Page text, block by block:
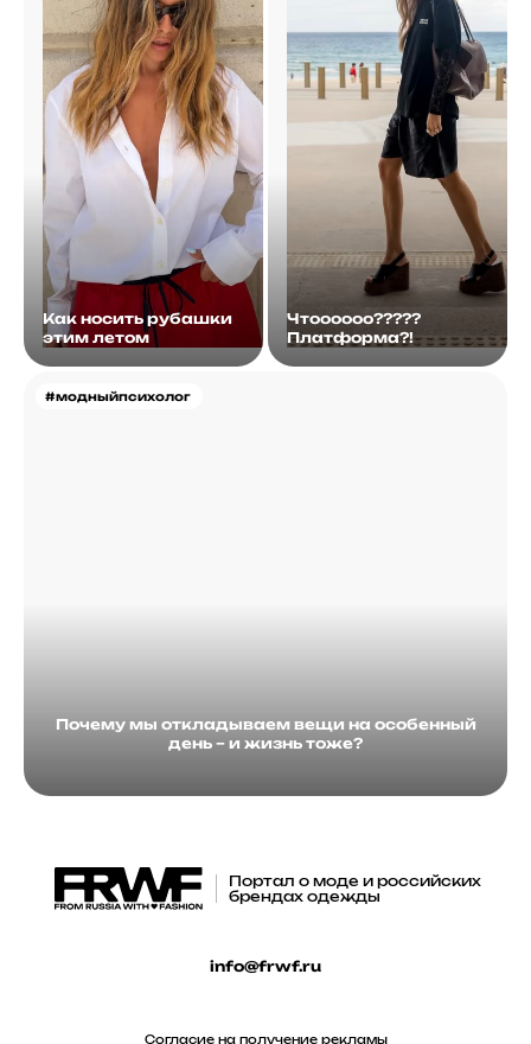
Как носить рубашки
этим летом
Чтоооооо?????
Платформа?!
#модныйпсихолог
Почему мы откладываем вещи на особенный
день – и жизнь тоже?
Портал о моде и российских
брендах одежды
info@frwf.ru
Согласие на получение рекламы